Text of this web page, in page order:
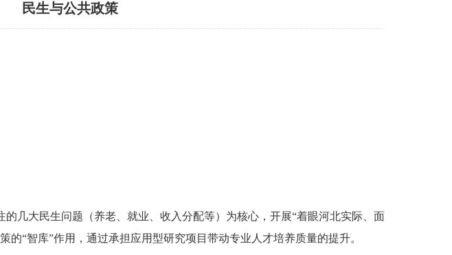
民生与公共政策
几大民生问题（养老、就业、收入分配等）为核心，开展“着眼河北实际、面
的“智库”作用，通过承担应用型研究项目带动专业人才培养质量的提升。